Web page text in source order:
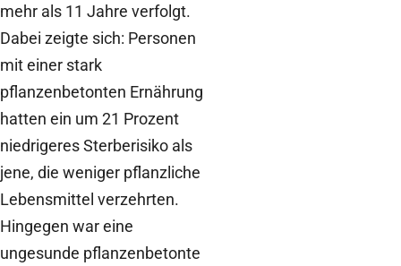
mehr als 11 Jahre verfolgt.
Dabei zeigte sich: Personen
mit einer stark
pflanzenbetonten Ernährung
hatten ein um 21 Prozent
niedrigeres Sterberisiko als
jene, die weniger pflanzliche
Lebensmittel verzehrten.
Hingegen war eine
ungesunde pflanzenbetonte